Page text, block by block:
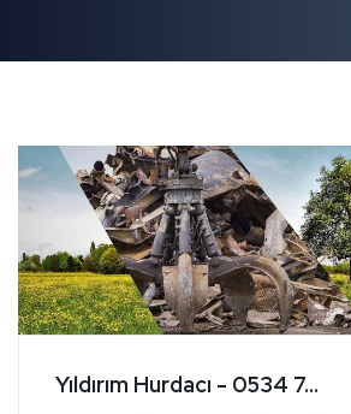
Yıldırım Hurdacı - 0534 7...